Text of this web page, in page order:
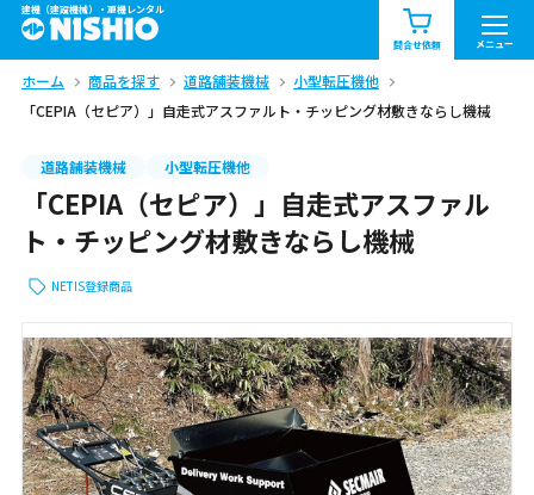
建機（建設機械）・重機レンタル
問合せ依頼 メニュー
商品一覧 お知らせ一覧
問合せ依頼リスト お問合せ
北海道 東北 関東
ホーム 商品を探す 道路舗装機械
小型転圧機他
「CEPIA（セピア）」自走式アスファルト・チッピング材敷きならし機械
道路舗装機械 小型転圧機他
「CEPIA（セピア）」自走式アスファル
ト・チッピング材敷きならし機械
NETIS登録商品